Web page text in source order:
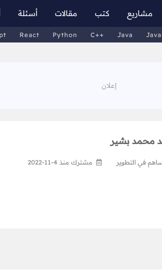
مشاريع كتب مقالات أسئلة
React Python C++ Java
محمد بشير
في التطوير مشترك منذ 4-11-2022